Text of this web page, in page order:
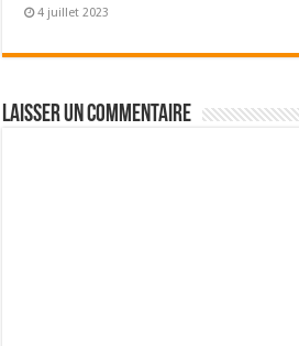
4 juillet 2023
Laisser un commentaire